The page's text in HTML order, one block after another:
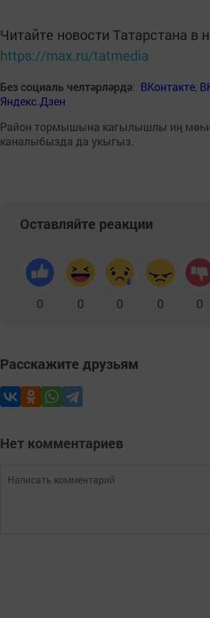
Читайте новости Татарстана
https://max.ru/tatmedia
Без социаль челтәрләрдә: ВКонтакте,
Яндекс.Дзен
Район тормышына кагылышлы иң
каналыбызда да укыгыз.
Оставляйте реакции
0 0 0 0 0
Расскажите друзьям
Нет комментариев